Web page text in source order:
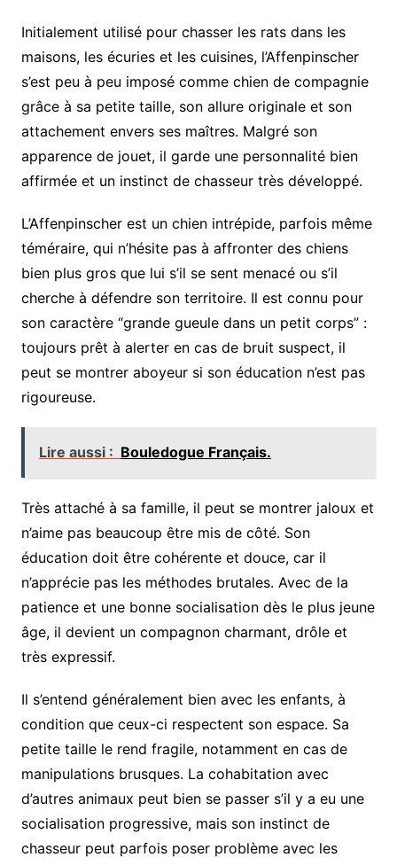
Initialement utilisé pour chasser les rats dans les
maisons, les écuries et les cuisines, l’Affenpinscher
s’est peu à peu imposé comme chien de compagnie
grâce à sa petite taille, son allure originale et son
attachement envers ses maîtres. Malgré son
apparence de jouet, il garde une personnalité bien
affirmée et un instinct de chasseur très développé.
L’Affenpinscher est un chien intrépide, parfois même
téméraire, qui n’hésite pas à affronter des chiens
bien plus gros que lui s’il se sent menacé ou s’il
cherche à défendre son territoire. Il est connu pour
son caractère “grande gueule dans un petit corps” :
toujours prêt à alerter en cas de bruit suspect, il
peut se montrer aboyeur si son éducation n’est pas
rigoureuse.
Lire aussi : Bouledogue Français.
Très attaché à sa famille, il peut se montrer jaloux et
n’aime pas beaucoup être mis de côté. Son
éducation doit être cohérente et douce, car il
n’apprécie pas les méthodes brutales. Avec de la
patience et une bonne socialisation dès le plus jeune
âge, il devient un compagnon charmant, drôle et
très expressif.
Il s’entend généralement bien avec les enfants, à
condition que ceux-ci respectent son espace. Sa
petite taille le rend fragile, notamment en cas de
manipulations brusques. La cohabitation avec
d’autres animaux peut bien se passer s’il y a eu une
socialisation progressive, mais son instinct de
chasseur peut parfois poser problème avec les